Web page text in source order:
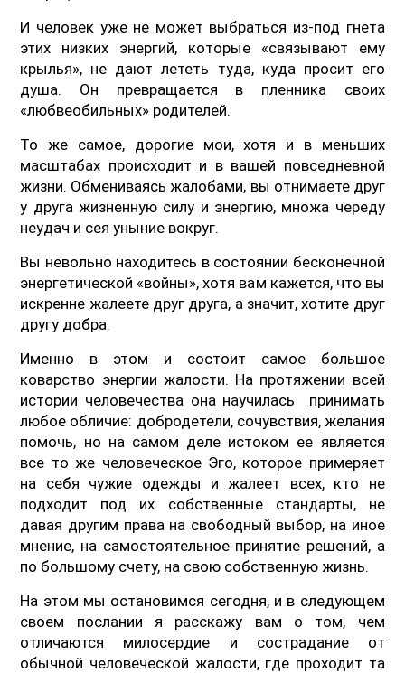
И человек уже не может выбраться из-под гнета
этих низких энергий, которые «связывают ему
крылья», не дают лететь туда, куда просит его
душа. Он превращается в пленника своих
«любвеобильных» родителей.
То же самое, дорогие мои, хотя и в меньших
масштабах происходит и в вашей повседневной
жизни. Обмениваясь жалобами, вы отнимаете друг
у друга жизненную силу и энергию, множа череду
неудач и сея уныние вокруг.
Вы невольно находитесь в состоянии бесконечной
энергетической «войны», хотя вам кажется, что вы
искренне жалеете друг друга, а значит, хотите друг
другу добра.
Именно в этом и состоит самое большое
коварство энергии жалости. На протяжении всей
истории человечества она научилась принимать
любое обличие: добродетели, сочувствия, желания
помочь, но на самом деле истоком ее является
все то же человеческое Эго, которое примеряет
на себя чужие одежды и жалеет всех, кто не
подходит под их собственные стандарты, не
давая другим права на свободный выбор, на иное
мнение, на самостоятельное принятие решений, а
по большому счету, на свою собственную жизнь.
На этом мы остановимся сегодня, и в следующем
своем послании я расскажу вам о том, чем
отличаются милосердие и сострадание от
обычной человеческой жалости, где проходит та